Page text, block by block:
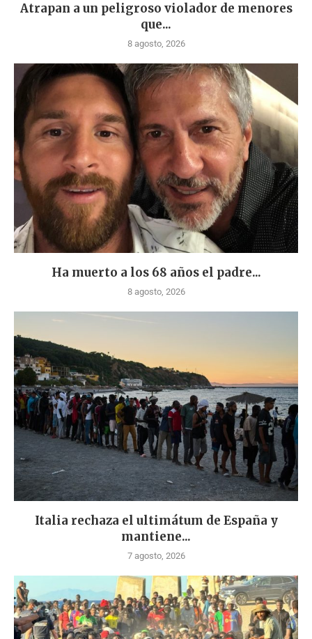
Atrapan a un peligroso violador de menores
que...
8 agosto, 2026
Ha muerto a los 68 años el padre...
8 agosto, 2026
Italia rechaza el ultimátum de España y
mantiene...
7 agosto, 2026